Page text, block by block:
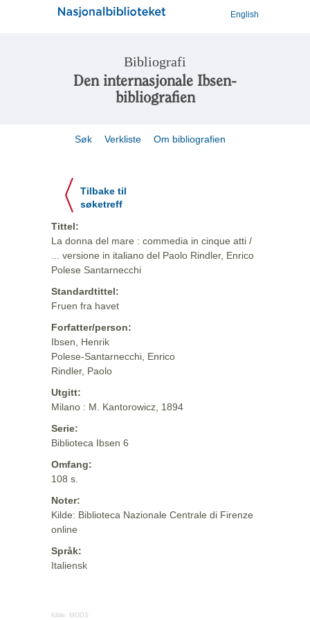
English
Bibliografi
Den internasjonale Ibsen-
bibliografien
Søk Verkliste Om bibliografien
Tilbake til
søketreff
Tittel:
La donna del mare : commedia in cinque atti /
... versione in italiano del Paolo Rindler, Enrico
Polese Santarnecchi
Standardtittel:
Fruen fra havet
Forfatter/person:
Ibsen, Henrik
Polese-Santarnecchi, Enrico
Rindler, Paolo
Utgitt:
Milano : M. Kantorowicz, 1894
Serie:
Biblioteca Ibsen 6
Omfang:
108 s.
Noter:
Kilde: Biblioteca Nazionale Centrale di Firenze
online
Språk:
Italiensk
Kilde: MODS